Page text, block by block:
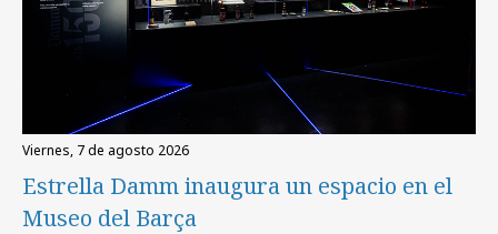
viernes, 7 de agosto 2026
Estrella Damm inaugura un espacio en el
Museo del Barça